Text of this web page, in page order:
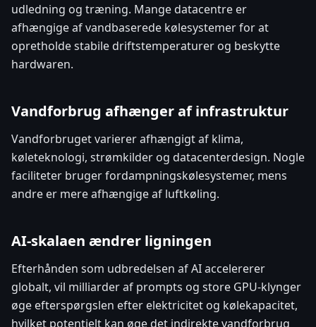
udledning og træning. Mange datacentre er
afhængige af vandbaserede kølesystemer for at
opretholde stabile driftstemperaturer og beskytte
hardwaren.
Vandforbrug afhænger af infrastruktur
Vandforbruget varierer afhængigt af klima,
køleteknologi, strømkilder og datacenterdesign. Nogle
faciliteter bruger fordampningskølesystemer, mens
andre er mere afhængige af luftkøling.
AI-skalaen ændrer ligningen
Efterhånden som udbredelsen af AI accelererer
globalt, vil milliarder af prompts og store GPU-klynger
øge efterspørgslen efter elektricitet og kølekapacitet,
hvilket potentielt kan øge det indirekte vandforbrug